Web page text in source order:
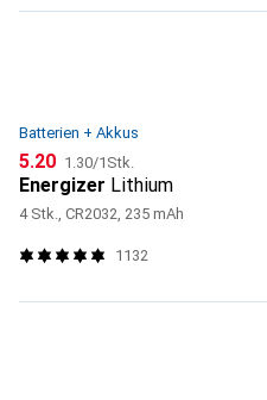
Batterien + Akkus
CHF
5.20 CHF
1.30/1Stk.
Energizer Lithium
4 Stk., CR2032, 235 mAh
1132